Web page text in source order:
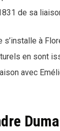
de sa
à
en sont
avec